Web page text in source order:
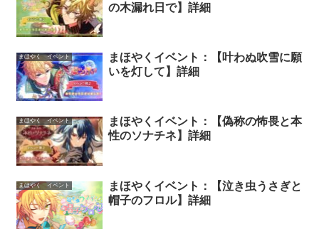
の木漏れ日で】詳細
まほやく イベント
まほやくイベント：【叶わぬ吹雪に願
いを灯して】詳細
まほやく イベント
まほやくイベント：【偽称の怖畏と本
性のソナチネ】詳細
まほやく イベント
まほやくイベント：【泣き虫うさぎと
帽子のフロル】詳細